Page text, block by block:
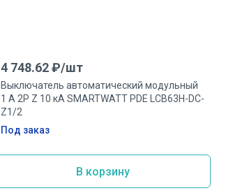
4 748.62 ₽/шт
Выключатель автоматический модульный
1 А 2P Z 10 кА SMARTWATT PDE LCB63H-DC-
Z1/2
Под заказ
В корзину